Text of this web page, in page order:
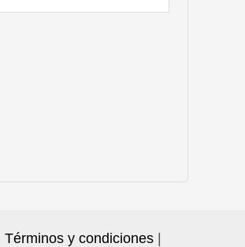
Términos y condiciones|